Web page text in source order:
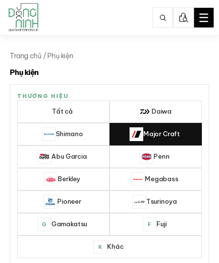
dung
☰
Trang chủ / Phụ kiện
Phụ kiện
THƯƠNG HIỆU
Tất cả Daiwa
Shimano Major Craft
Abu Garcia Penn
Berkley Megabass
Pioneer Tsurinoya
G Gamakatsu F Fuji
K Khác